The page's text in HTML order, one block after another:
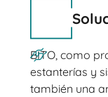
BITO, como
estanterías y
también una